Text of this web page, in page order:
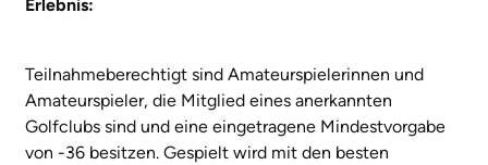
Erlebnis:
Teilnahmeberechtigt sind Amateurspielerinnen und
Amateurspieler, die Mitglied eines anerkannten
Golfclubs sind und eine eingetragene Mindestvorgabe
von -36 besitzen. Gespielt wird mit den besten